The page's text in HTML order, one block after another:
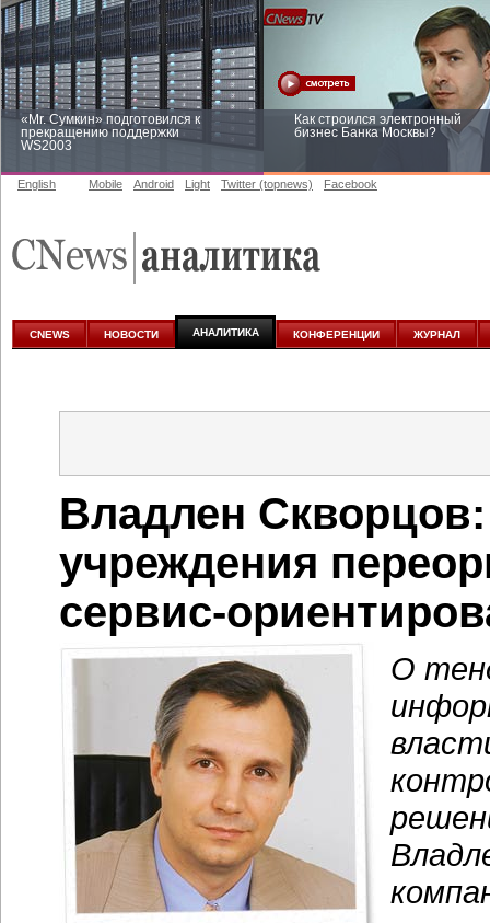
«Mr. Сумкин» подготовился к
прекращению поддержки
WS2003
Как строился электронный
бизнес Банка Москвы?
аналитике
English Mobile Android Light Twitter (topnews) Facebook
CNEWS НОВОСТИ АНАЛИТИКА КОНФЕРЕНЦИИ ЖУРНАЛ
Владлен
учреждения
сервис-
О